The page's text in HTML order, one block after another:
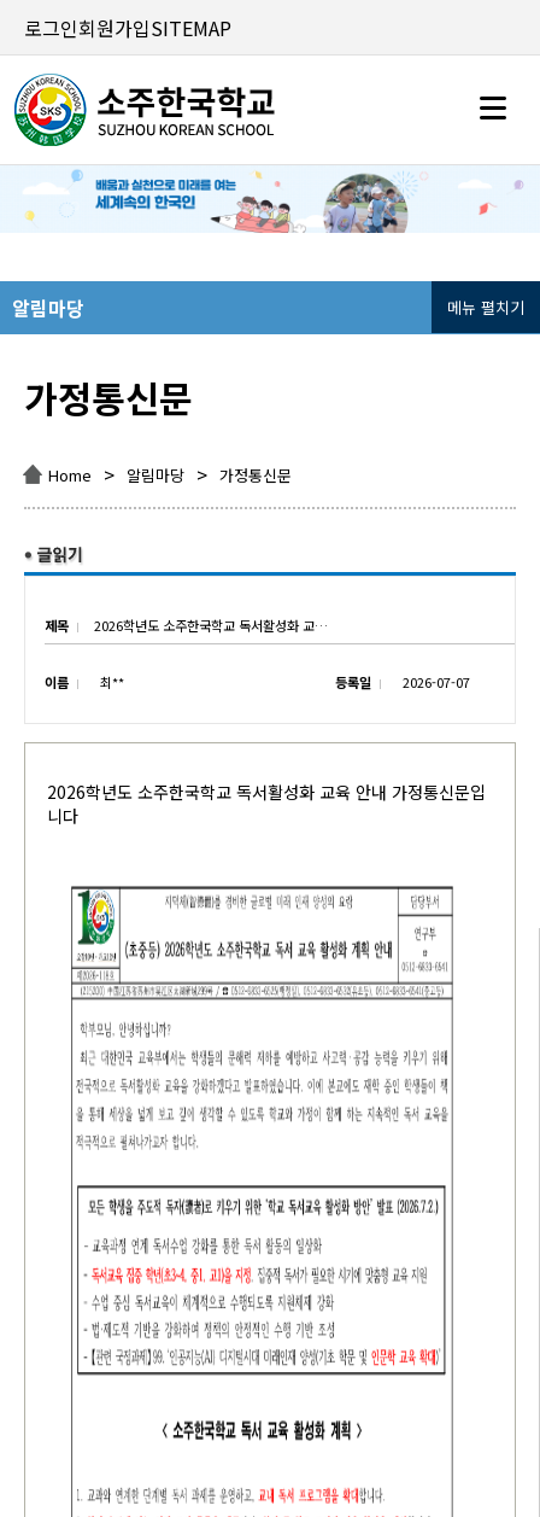
로그인회원가입SITEMAP
알림마당 메뉴 펼치기
가정통신문
Home > 알림마당 > 가정통신문
제목 2026학년도 소주한국학교 독서활성화 교육 안내
이름 최** 등록일 2026-07-07
2026학년도 소주한국학교 독서활성화 교육 안내 가정통신문입
니다